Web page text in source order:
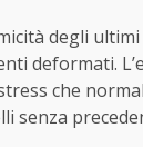
degli
deformati.
che
senza